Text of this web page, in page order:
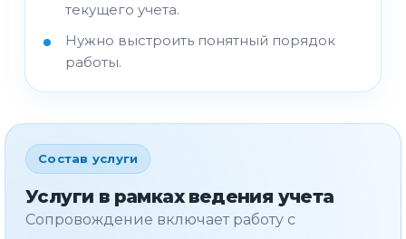
текущего учета.
Нужно выстроить понятный порядок
работы.
Состав услуги
Услуги в рамках ведения учета
Сопровождение включает работу с